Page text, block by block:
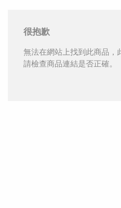
很抱歉
無法在網站上找到此商品，
請檢查商品連結是否正確。